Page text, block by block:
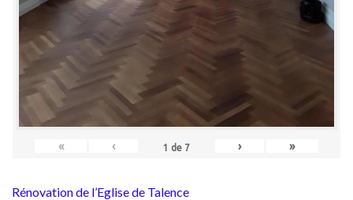
« ‹ 1 de 7 › »
Rénovation de l’Eglise de Talence